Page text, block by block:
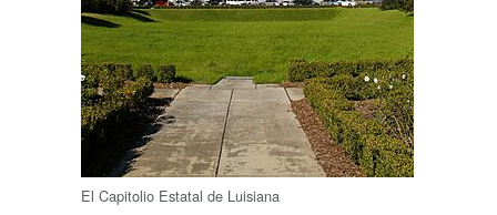
El Capitolio Estatal de Luisiana